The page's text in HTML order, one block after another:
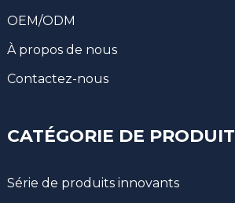
OEM/ODM
À propos de nous
Contactez-nous
CATÉGORIE DE PRODUIT
Série de produits innovants